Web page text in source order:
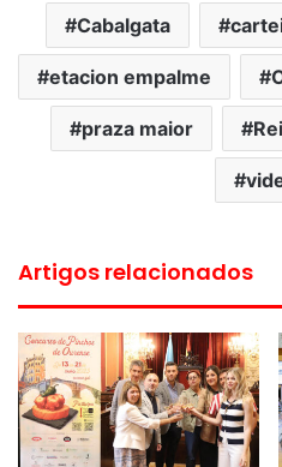
Cabalgata
etacion empalme
praza maior
Artigos relacionados